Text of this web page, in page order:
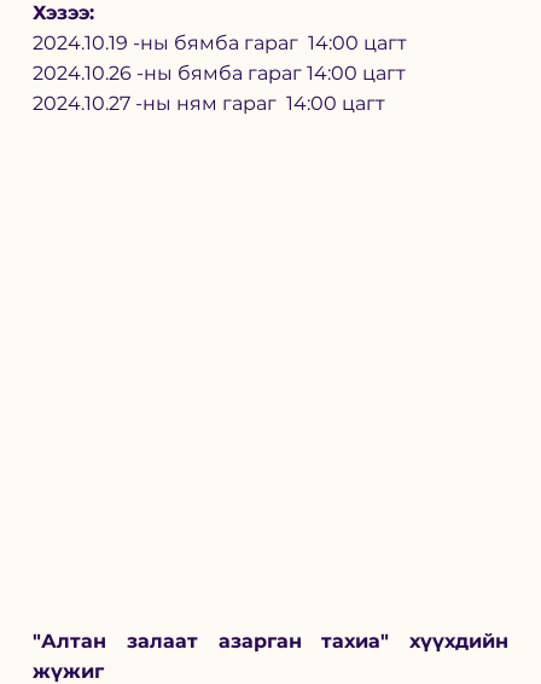
Хэзээ:
2024.10.19 -ны бямба гараг  14:00 цагт
2024.10.26 -ны бямба гараг 14:00 цагт
2024.10.27 -ны ням гараг  14:00 цагт
"Алтан залаат азарган тахиа" хүүхдийн
жүжиг